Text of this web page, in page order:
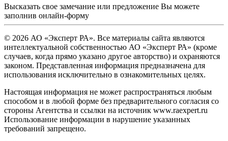
Высказать свое замечание или предложение Вы можете
заполнив онлайн-форму
© 2026 АО «Эксперт РА». Все материалы сайта являются
интеллектуальной собственностью АО «Эксперт РА» (кроме
случаев, когда прямо указано другое авторство) и охраняются
законом. Представленная информация предназначена для
использования исключительно в ознакомительных целях.
Настоящая информация не может распространяться любым
способом и в любой форме без предварительного согласия со
стороны Агентства и ссылки на источник www.raexpert.ru
Использование информации в нарушение указанных
требований запрещено.